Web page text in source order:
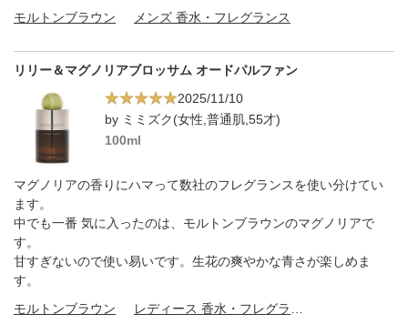
モルトンブラウン
メンズ 香水・フレグランス
リリー＆マグノリアブロッサム オードパルファン
2025/11/10
by ミミズク(女性,普通肌,55才)
100ml
マグノリアの香りにハマって数社のフレグランスを使い分けてい
ます。
中でも一番 気に入ったのは、モルトンブラウンのマグノリアで
す。
甘すぎないので使い易いです。生花の爽やかな青さが楽しめま
す。
モルトンブラウン